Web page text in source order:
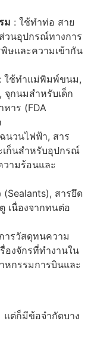
ม : ใช้ทำท่อ สาย
วนอุปกรณ์ทางการ
ษและความเข้ากัน
: ใช้ทำแม่พิมพ์ขนม,
จุกนมสำหรับเด็ก
าร (FDA
นวนไฟฟ้า, สาร
เก็นสำหรับอุปกรณ์
วามร้อนและ
(Sealants), สารยึด
เนื่องจากทนต่อ
ารวัสดุทนความ
องจักรที่ทำงานใน
หกรรมการบินและ
ต่ก็มีข้อจำกัดบาง